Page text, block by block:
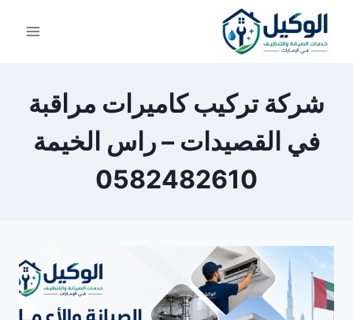
التجاوز
المحتوى
شركة تركيب كاميرات مراقبة
في القصيدات – راس الخيمة
0582482610